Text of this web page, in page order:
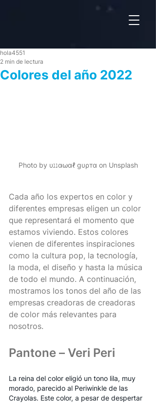
Colores del año 2022
hola4551
2 min de lectura
Photo by υננαωαℓ gυρтα on Unsplash
Cada año los expertos en color y
diferentes empresas eligen un color
que representará el momento que
estamos viviendo. Estos colores
vienen de diferentes inspiraciones
como la cultura pop, la tecnología,
la moda, el diseño y hasta la música
de todo el mundo. A continuación,
mostramos los tonos del año de las
empresas creadoras de creadoras
de color más relevantes para
nosotros.
Pantone – Veri Peri
La reina del color eligió un tono lila, muy
morado, parecido al Periwinkle de las
Crayolas. Este color, a pesar de despertar